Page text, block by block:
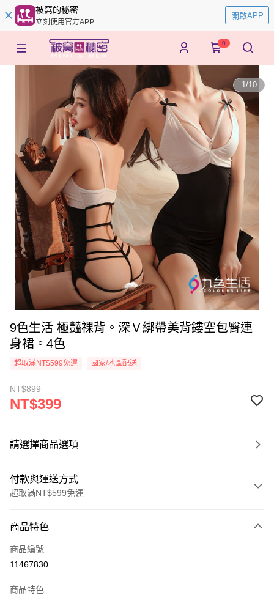
被窩的秘密
立刻使用官方APP
開啟APP
0
1/10
9色生活 極豔裸背。深Ｖ綁帶美背鏤空包臀連
身裙。4色
超取滿NT$599免運 國家/地區配送
NT$899
NT$399
請選擇商品選項
付款與運送方式
超取滿NT$599免運
信用卡一次付款
超商取貨付款
商品特色
商品編號
11467830
商品特色